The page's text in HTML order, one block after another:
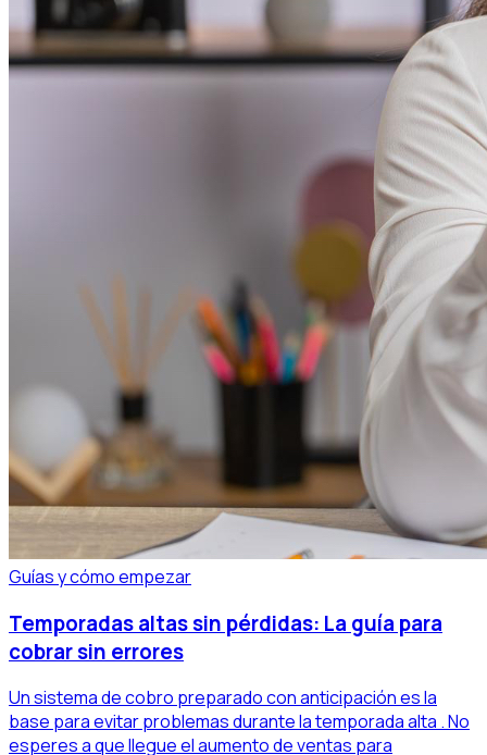
Guías y cómo empezar
Temporadas altas sin pérdidas: La guía para
cobrar sin errores
Un sistema de cobro preparado con anticipación es la
base para evitar problemas durante la temporada alta . No
esperes a que llegue el aumento de ventas para